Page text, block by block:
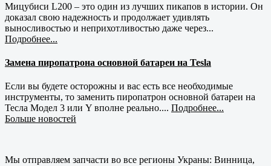
Мицубиси L200 – это один из лучших пикапов в истории. Он
доказал свою надежность и продолжает удивлять
выносливостью и неприхотливостью даже через...
Подробнее...
Замена пиропатрона основной батареи на Tesla
Если вы будете осторожны и вас есть все необходимые
инструменты, то заменить пиропатрон основной батареи на
Тесла Модел 3 или Y вполне реально.... Подробнее...
Больше новостей
Мы отправляем запчасти во все регионы Украны: Винница,